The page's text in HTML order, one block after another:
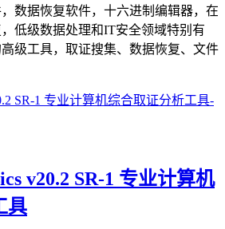
数据恢复软件，十六进制编辑器，在
低级数据处理和IT安全领域特别有
级工具，取证搜集、数据恢复、文件
v20.2 SR-1 专业计算机
具